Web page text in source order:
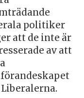
politiker
att de inte är
av att